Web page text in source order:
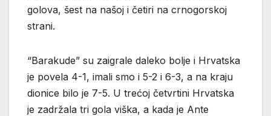
golova, šest na našoj i četiri na crnogorskoj
strani.
“Barakude” su zaigrale daleko bolje i Hrvatska
je povela 4-1, imali smo i 5-2 i 6-3, a na kraju
dionice bilo je 7-5. U trećoj četvrtini Hrvatska
je zadržala tri gola viška, a kada je Ante